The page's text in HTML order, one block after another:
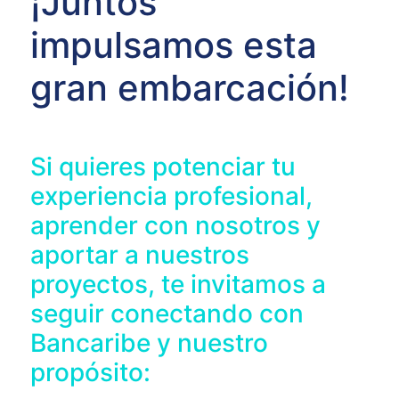
impulsamos esta
gran embarcación!
Si quieres potenciar tu
experiencia profesional,
aprender con nosotros y
aportar a nuestros
proyectos, te invitamos a
seguir conectando con
Bancaribe y nuestro
propósito: